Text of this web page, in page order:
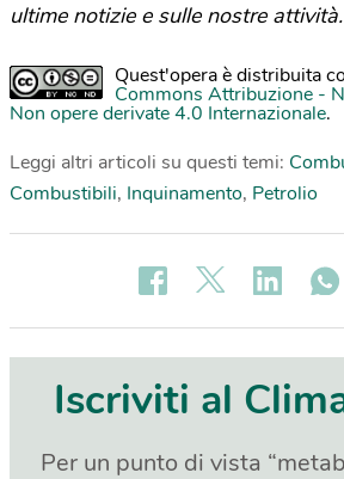
ultime notizie e sulle nostre attività.
Quest'opera è distribuita
Commons Attribuzione -
Non opere derivate 4.0 Internazionale.
Leggi altri articoli su questi temi:
Combustibili, Inquinamento, Petrolio
Iscriviti al
Per un punto di vista